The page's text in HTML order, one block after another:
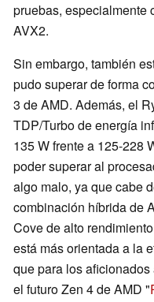
pruebas, especialmente
AVX2.
Sin embargo, también
pudo superar de forma
3 de AMD. Además, el
TDP/Turbo de energía
135 W frente a 125-228
poder superar al
algo malo, ya que cabe
combinación híbrida de
Cove de alto
está más orientada a la
que para los
el futuro Zen 4 de AMD "